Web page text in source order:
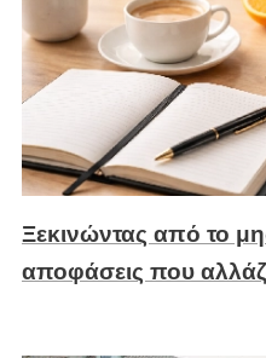
Ξεκινώντας από το
αποφάσεις που